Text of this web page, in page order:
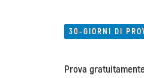
30-GIORNI DI
Prova